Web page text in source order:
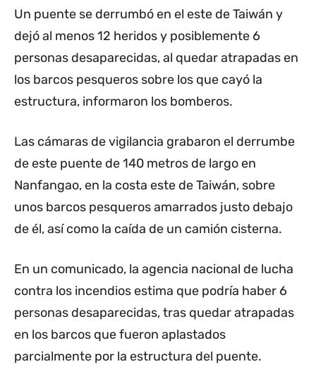
Un puente se derrumbó en el este de Taiwán y
dejó al menos 12 heridos y posiblemente 6
personas desaparecidas, al quedar atrapadas en
los barcos pesqueros sobre los que cayó la
estructura, informaron los bomberos.
Las cámaras de vigilancia grabaron el derrumbe
de este puente de 140 metros de largo en
Nanfangao, en la costa este de Taiwán, sobre
unos barcos pesqueros amarrados justo debajo
de él, así como la caída de un camión cisterna.
En un comunicado, la agencia nacional de lucha
contra los incendios estima que podría haber 6
personas desaparecidas, tras quedar atrapadas
en los barcos que fueron aplastados
parcialmente por la estructura del puente.